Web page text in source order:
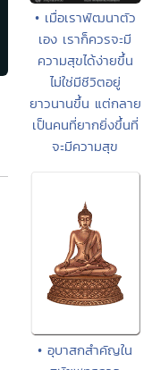
• เมื่อเราพัฒนาตัว
เอง เราก็ควรจะมี
ความสุขได้ง่ายขึ้น
ไม่ใช่มีชีวิตอยู่
ยาวนานขึ้น แต่กลาย
เป็นคนที่ยากยิ่งขึ้นที่
จะมีความสุข
• อุบาสกสำคัญใน